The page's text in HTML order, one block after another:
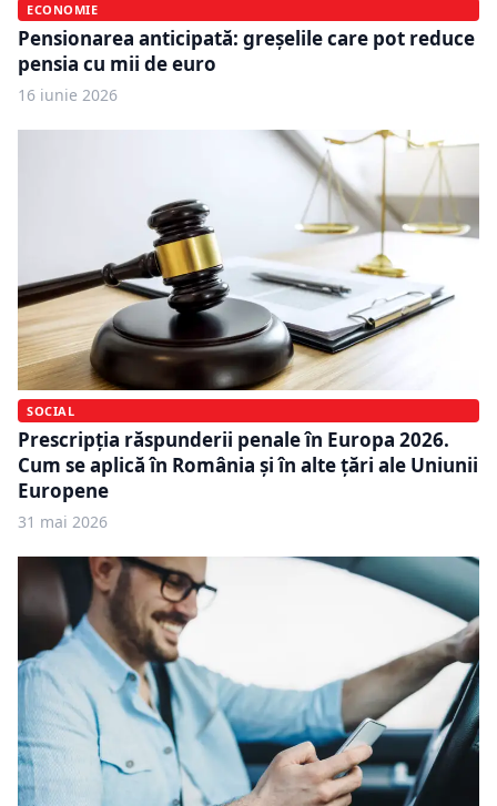
ECONOMIE
Pensionarea anticipată: greșelile care pot reduce
pensia cu mii de euro
16 iunie 2026
SOCIAL
Prescripția răspunderii penale în Europa 2026.
Cum se aplică în România și în alte țări ale Uniunii
Europene
31 mai 2026